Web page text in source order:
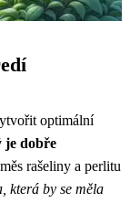
optimální
je dobře
rašeliny a perlitu
která by se měla